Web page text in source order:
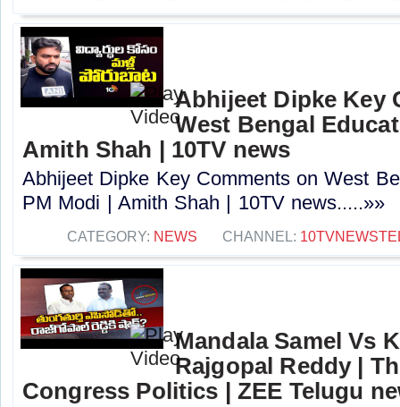
Abhijeet Dipke Key
West Bengal
Amith Shah | 10TV news
Abhijeet Dipke Key Comments on West
PM Modi | Amith Shah | 10TV news.....»»
CATEGORY: NEWS CHANNEL:
Mandala Samel Vs
Rajgopal Reddy |
Congress Politics | ZEE Telugu